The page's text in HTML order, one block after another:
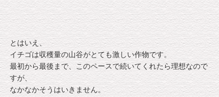
とはいえ、
イチゴは収穫量の山谷がとても激しい作物です。
最初から最後まで、このペースで続いてくれたら理想なので
すが、
なかなかそうはいきません。